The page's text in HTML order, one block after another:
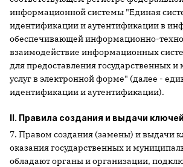
информационной системы "Единая
идентификации и аутентификации в
обеспечивающей информационно-
взаимодействие информационных
для предоставления государственных
услуг в электронной форме" (далее -
идентификации и аутентификации).
II. Правила создания и выдачи ключей
7. Правом создания (замены) и выдачи
оказания государственных и
обладают органы и организации,